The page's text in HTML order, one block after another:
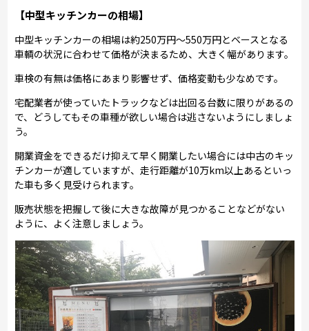
【中型キッチンカーの相場】
中型キッチンカーの相場は約250万円～550万円とベースとなる
車輌の状況に合わせて価格が決まるため、大きく幅があります。
車検の有無は価格にあまり影響せず、価格変動も少なめです。
宅配業者が使っていたトラックなどは出回る台数に限りがあるの
で、どうしてもその車種が欲しい場合は逃さないようにしましょ
う。
開業資金をできるだけ抑えて早く開業したい場合には中古のキッ
チンカーが適していますが、走行距離が10万km以上あるといっ
た車も多く見受けられます。
販売状態を把握して後に大きな故障が見つかることなどがない
ように、よく注意しましょう。